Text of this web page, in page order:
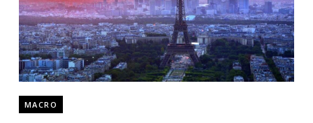
MACRO